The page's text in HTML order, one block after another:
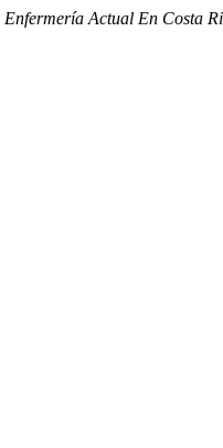
Enfermería Actual En Costa